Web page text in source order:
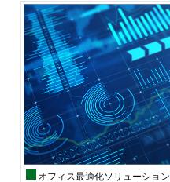
オフィス最適化ソリューション